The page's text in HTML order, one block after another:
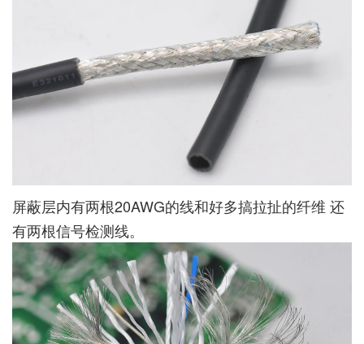
屏蔽层内有两根20AWG的线和好多搞拉扯的纤维 还
有两根信号检测线。